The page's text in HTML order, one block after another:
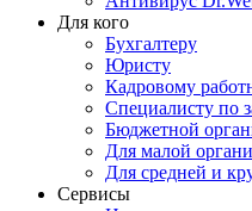
Для кого
Бухгалтеру
Юристу
Кадровому
Специалисту по
Бюджетной
Для малой
Для средней и
Сервисы